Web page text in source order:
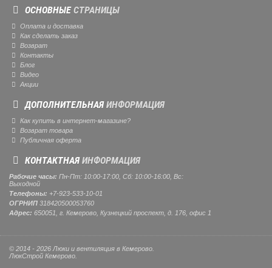
ОСНОВНЫЕСТРАНИЦЫ
Оплата и доставка
Как сделать заказ
Возврат
Контакты
Блог
Видео
Акции
ДОПОЛНИТЕЛЬНАЯИНФОРМАЦИЯ
Как купить в интернет-магазине?
Возврат товара
Публичная оферта
КОНТАКТНАЯИНФОРМАЦИЯ
Рабочие часы: Пн-Пт: 10:00-17:00, Сб: 10:00-16:00, Вс:
Выходной
Телефоны: +7-923-533-10-01
ОГРНИП 318420500053760
Адрес: 650051, г. Кемерово, Кузнецкий проспект, д. 176, офис 1
© 2014 - 2026 Люки и вентиляция в Кемерово.
ЛюкСтрой Кемерово.